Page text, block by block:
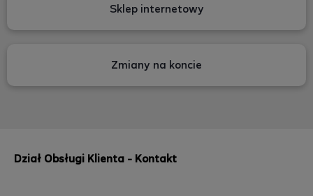
Sklep internetowy
Zmiany na koncie
Dział Obsługi Klienta - Kontakt